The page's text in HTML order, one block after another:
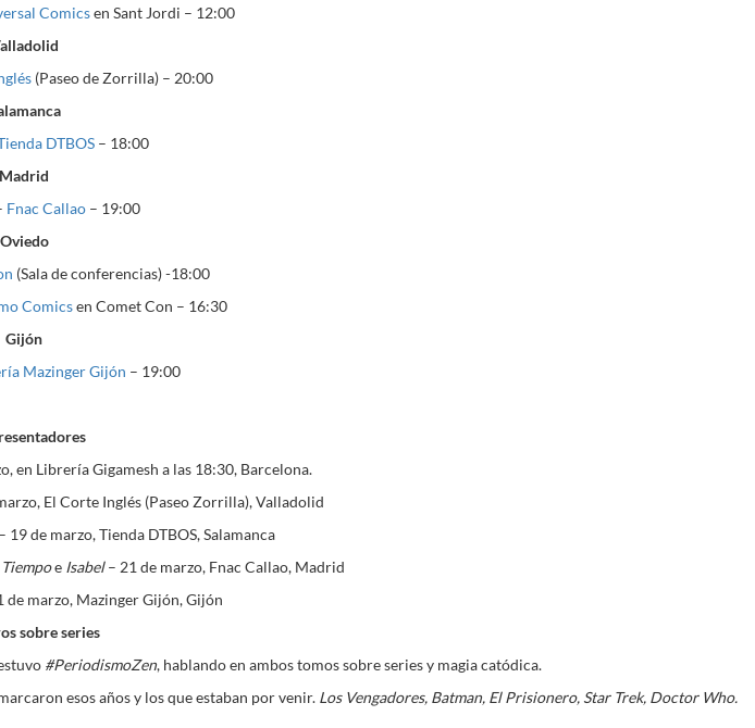
Comicsen Sant Jordi – 12:00
(Paseo de Zorrilla) – 20:00
DTBOS – 18:00
Madrid
Fnac Callao– 19:00
Oviedo
(Sala de conferencias) -18:00
Comicsen Comet Con – 16:30
Gijón
Mazinger Gijón – 19:00
en Librería Gigamesh a las 18:30, Barcelona.
El Corte Inglés (Paseo Zorrilla), Valladolid
19 de marzo, Tienda DTBOS, Salamanca
e Isabel– 21 de marzo, Fnac Callao, Madrid
marzo, Mazinger Gijón, Gijón
sobre series
#PeriodismoZen, hablando en ambos tomos sobre series y magia catódica.
esos años y los que estaban por venir. Los Vengadores, Batman, El Prisionero, Star Trek, Doctor Who.